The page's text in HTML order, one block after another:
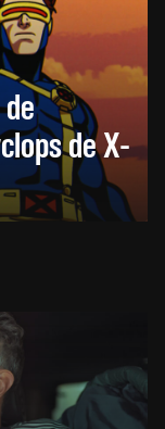
de X-